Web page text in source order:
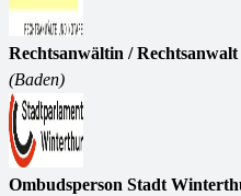
Rechtsanwältin /
(Baden)
Ombudsperson Stadt